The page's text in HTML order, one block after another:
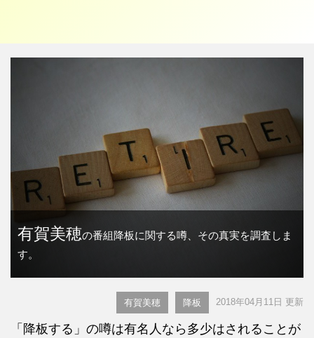
有賀美穂の番組降板に関する噂、その真実を調査しま
す。
有賀美穂 降板 2018年04月11日 更新
「降板する」の噂は有名人なら多少はされることが